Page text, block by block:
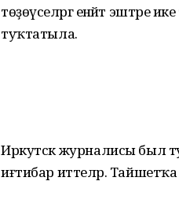
төҙөүселәргә енәйәт эштәре
туҡтатыла.
Иркутск журналисы был
иғтибар иттеләр.